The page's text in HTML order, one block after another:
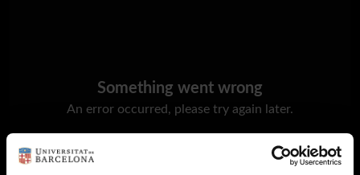
Something went wrong
An error occurred, please try again later.